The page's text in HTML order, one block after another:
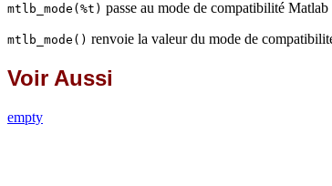
mtlb_mode(%t) passe au mode de compatibilité
mtlb_mode() renvoie la valeur du mode de
Voir Aussi
empty